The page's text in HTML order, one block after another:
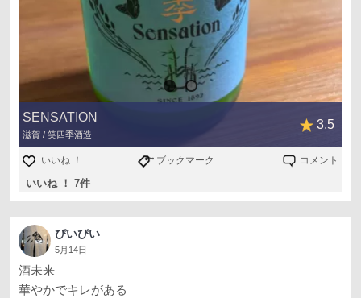
SENSATION
滋賀 / 笑四季酒造
3.5
いいね ！ ブックマーク コメント
いいね ！ 7件
ぴいぴい
5月14日
酒未来
華やかでキレがある